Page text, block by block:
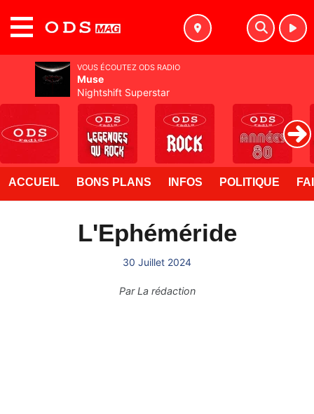
ACCUEIL BONS PLANS INFOS POLITIQUE
L'Ephéméride
30 Juillet 2024
ParLa rédaction
VOUS ÉCOUTEZ ODS RADIO
Muse
Nightshift Superstar